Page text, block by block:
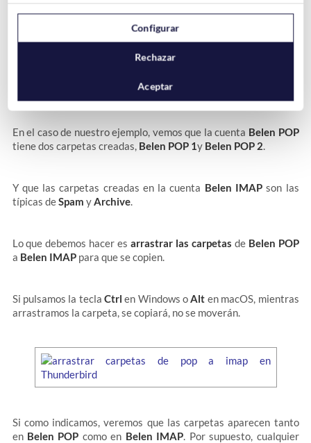
Thunderbird nos debe de mostrarlas carpetas que hayamos
En el caso de nuestro ejemplo, vemos que la cuenta Belen POP
tiene dos carpetas creadas, Belen POP 1y Belen POP 2.
Y que las carpetas creadas en la cuenta Belen IMAPson las
típicas deSpam yArchive.
Lo que debemos hacer es arrastrar las carpetas de Belen POP
a Belen IMAPpara que se copien.
Si pulsamos la tecla Ctrl en Windows oAlt en macOS, mientras
arrastramos la carpeta, se copiará, no se moverán.
Si como indicamos, veremos que las carpetas aparecen tanto
en Belen POP como en Belen IMAP. Por supuesto, cualquier
Configurar
Rechazar
Aceptar